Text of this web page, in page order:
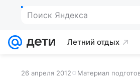
Поиск Яндекса
Летний отдых
26 апреля 2012 Материал